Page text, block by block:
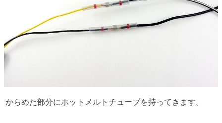
からめた部分にホットメルトチューブを持ってきます。